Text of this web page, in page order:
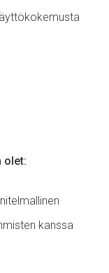
olet:
kanssa